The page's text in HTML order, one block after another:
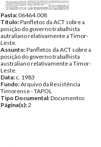
Pasta:06464.008
Título:Panfletos da ACT sobre a
posição do governo trabalhista
autraliano relativamente a Timor-
Leste.
Assunto:Panfletos da ACT sobre a
posição do governo trabalhista
australiano relativamente a Timor-
Leste.
Data: c. 1983
Fundo:Arquivo da Resistência
Timorense - TAPOL
Tipo Documental:Documentos
Página(s):2